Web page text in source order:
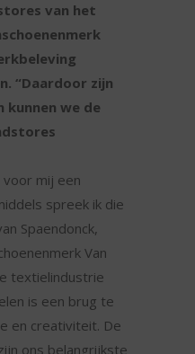
van het
“Daardoor zijn
we de
voor mij een
spreek ik die
Spaendonck,
Van
textielindustrie
is een brug te
en creativiteit. De
ons belangrijkste